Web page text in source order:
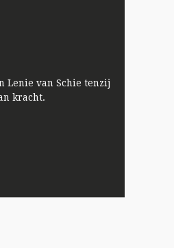
Lenie van Schie tenzij
kracht.